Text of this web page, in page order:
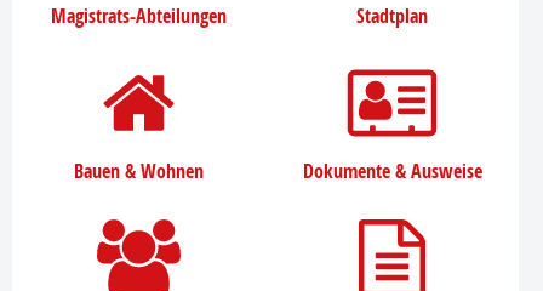
Magistrats-Abteilungen Stadtplan
Bauen & Wohnen Dokumente & Ausweise